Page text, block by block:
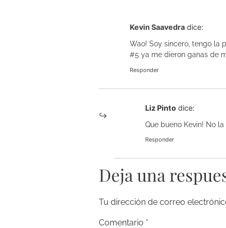
Kevin Saavedra dice:
Wao! Soy sincero, tengo la
#5 ya me dieron ganas de
Responder
Liz Pinto dice:
Que bueno Kevin! No
Responder
Deja una
Tu dirección de correo
Comentario *